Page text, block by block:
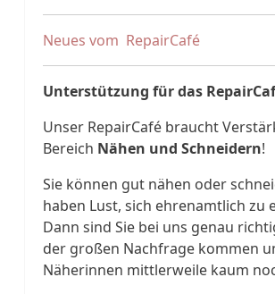
Neues vom RepairCafé
Unterstützung für das
Unser RepairCafé braucht
Bereich Nähen und Schneidern!
Sie können gut nähen oder
haben Lust, sich ehrenamtlich zu
Dann sind Sie bei uns genau
der großen Nachfrage kommen
Näherinnen mittlerweile kaum